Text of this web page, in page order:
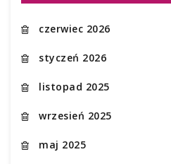
czerwiec 2026
styczeń 2026
listopad 2025
wrzesień 2025
maj 2025